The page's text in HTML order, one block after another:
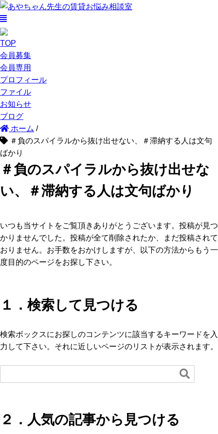
TOP
会員募集
会員専用
プロフィール
ファイル
お知らせ
ブログ
ホーム /
＃負のスパイラルから抜け出せない、＃滞納する人は文句
ばかり
＃負のスパイラルから抜け出せな
い、＃滞納する人は文句ばかり
いつも当サイトをご覧頂きありがとうございます。投稿が見つ
かりませんでした。投稿が全て削除されたか、まだ投稿されて
おりません。お手数をおかけしますが、以下の方法からもう一
度目的のページをお探し下さい。
１．検索して見つける
検索ボックスにお探しのコンテンツに該当するキーワードを入
力して下さい。それに近しいページのリストが表示されます。

２．人気の記事から見つける